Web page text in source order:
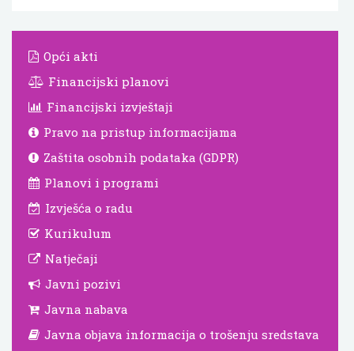
Opći akti
Financijski planovi
Financijski izvještaji
Pravo na pristup informacijama
Zaštita osobnih podataka (GDPR)
Planovi i programi
Izvješća o radu
Kurikulum
Natječaji
Javni pozivi
Javna nabava
Javna objava informacija o trošenju sredstava